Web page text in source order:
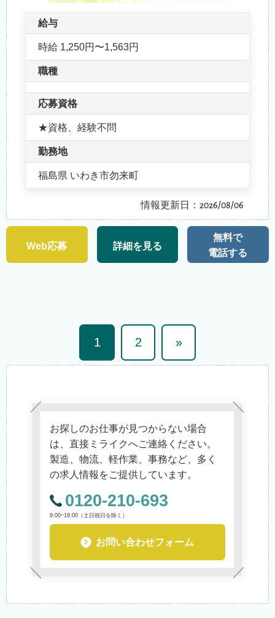
給与
時給 1,250円〜1,563円
職種
応募資格
★資格、経験不問
勤務地
福島県 いわき市勿来町
情報更新日：2026/08/06
Web応募 詳細を見る
無料で
電話する
1 2 »
お探しのお仕事が見つからない場合
は、直接ミライクへご連絡ください。
製造、物流、軽作業、事務など、多く
の求人情報をご提供しています。
0120-210-693
9:00~18:00（土日祝日を除く）
お問い合わせフォーム